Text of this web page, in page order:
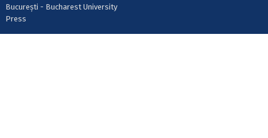
București - Bucharest University
Press